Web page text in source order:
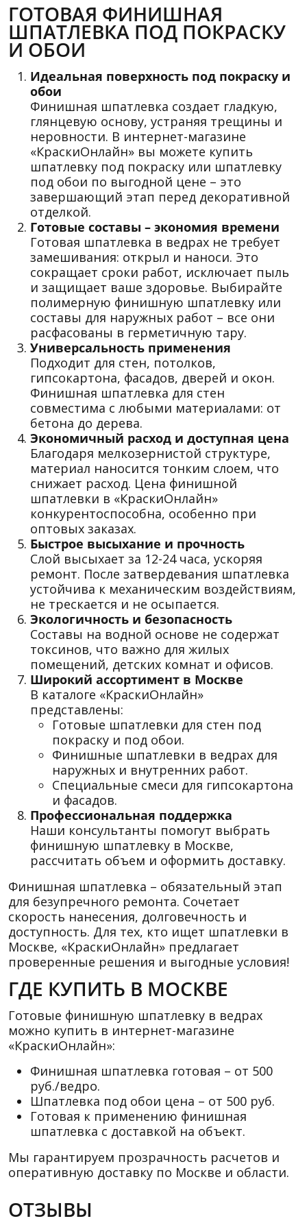
ГОТОВАЯ ФИНИШНАЯ
ШПАТЛЕВКА ПОД ПОКРАСКУ
И ОБОИ
Идеальная поверхность под покраску и
обои
Финишная шпатлевка создает гладкую,
глянцевую основу, устраняя трещины и
неровности. В интернет-магазине
«КраскиОнлайн» вы можете купить
шпатлевку под покраску или шпатлевку
под обои по выгодной цене – это
завершающий этап перед декоративной
отделкой.
Готовые составы – экономия времени
Готовая шпатлевка в ведрах не требует
замешивания: открыл и наноси. Это
сокращает сроки работ, исключает пыль
и защищает ваше здоровье. Выбирайте
полимерную финишную шпатлевку или
составы для наружных работ – все они
расфасованы в герметичную тару.
Универсальность применения
Подходит для стен, потолков,
гипсокартона, фасадов, дверей и окон.
Финишная шпатлевка для стен
совместима с любыми материалами: от
бетона до дерева.
Экономичный расход и доступная цена
Благодаря мелкозернистой структуре,
материал наносится тонким слоем, что
снижает расход. Цена финишной
шпатлевки в «КраскиОнлайн»
конкурентоспособна, особенно при
оптовых заказах.
Быстрое высыхание и прочность
Слой высыхает за 12-24 часа, ускоряя
ремонт. После затвердевания шпатлевка
устойчива к механическим воздействиям,
не трескается и не осыпается.
Экологичность и безопасность
Составы на водной основе не содержат
токсинов, что важно для жилых
помещений, детских комнат и офисов.
Широкий ассортимент в Москве
В каталоге «КраскиОнлайн»
представлены:
Готовые шпатлевки для стен под
покраску и под обои.
Финишные шпатлевки в ведрах для
наружных и внутренних работ.
Специальные смеси для гипсокартона
и фасадов.
Профессиональная поддержка
Наши консультанты помогут выбрать
финишную шпатлевку в Москве,
рассчитать объем и оформить доставку.
Финишная шпатлевка – обязательный этап
для безупречного ремонта. Сочетает
скорость нанесения, долговечность и
доступность. Для тех, кто ищет шпатлевки в
Москве, «КраскиОнлайн» предлагает
проверенные решения и выгодные условия!
ГДЕ КУПИТЬ В МОСКВЕ
Готовые финишную шпатлевку в ведрах
можно купить в интернет-магазине
«КраскиОнлайн»:
Финишная шпатлевка готовая – от 500
руб./ведро.
Шпатлевка под обои цена – от 500 руб.
Готовая к применению финишная
шпатлевка с доставкой на объект.
Мы гарантируем прозрачность расчетов и
оперативную доставку по Москве и области.
ОТЗЫВЫ